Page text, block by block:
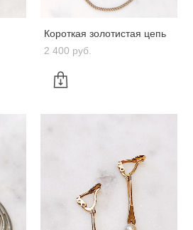
Короткая золотистая цепь
2 400 pуб.